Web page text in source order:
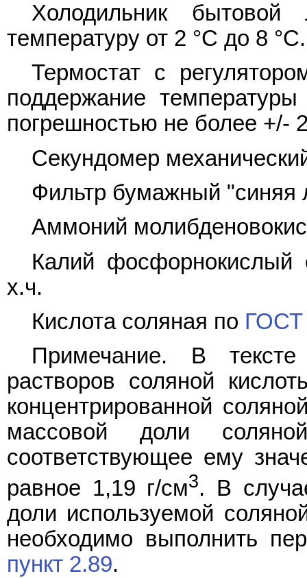
Холодильник бытовой
температуру от 2 °C до 8 °C.
Термостат с
поддержание
погрешностью не более +/-
Секундомер
Фильтр бумажный "синяя
Аммоний
Калий
х.ч.
Кислота соляная по ГОСТ
Примечание. В тексте
растворов соляной
концентрированной
массовой доли
соответствующее ему
равное 1,19 г/см3. В
доли используемой
необходимо выполнить
пункт 2.89.